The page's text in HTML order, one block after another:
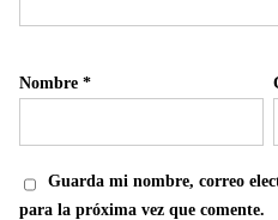
Nombre *
Guarda mi nombre, correo
para la próxima vez que comente.